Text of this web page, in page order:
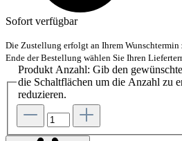
Sofort verfügbar
Die Zustellung erfolgt an Ihrem Wunschtermin
Ende der Bestellung wählen Sie Ihren
Produkt Anzahl: Gib den
die Schaltflächen um die Anzahl zu
reduzieren.